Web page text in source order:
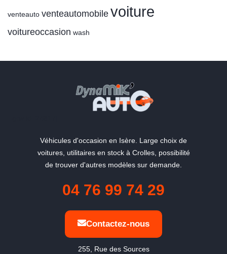
venteauto venteautomobile voiture
voitureoccasion wash
Véhicules d'occasion en Isère. Large choix de
voitures, utilitaires en stock à Crolles, possibilité
de trouver d'autres modèles sur demande.
04 76 99 74 29
Contactez-nous
255, Rue des Sources